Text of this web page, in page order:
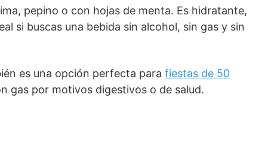
pepino o con hojas de menta. Es hidratante,
si buscas una bebida sin alcohol, sin gas y sin
es una opción perfecta para fiestas de 50
gas por motivos digestivos o de salud.